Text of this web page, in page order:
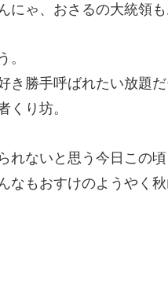
にゃ、おさるの大統領も
。
き勝手呼ばれたい放題だ
くり坊。
れないと思う今日この頃
なもおすけのようやく